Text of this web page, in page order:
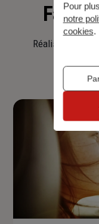
Faites
Réalisez une
Pour
notre
cookies.